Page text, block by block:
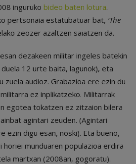
inguruko bideo baten lotura.
pertsonaia estatubatuar bat, ‘The
zeozer azaltzen saiatzen da.
dezakeen militar ingeles batekin
12 urte baita, lagunok), eta
zuela audioz. Grabazioa ere ezin du
ez inplikatzeko. Militarrak
egotea tokatzen ez zitzaion bilera
agintari zeuden. (Agintari
ezin digu esan, noski). Eta bueno,
horiei munduaren populazioa erdira
martxan (2008an, gogoratu).